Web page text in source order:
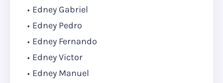
Edney Gabriel
Edney Pedro
Edney Fernando
Edney Victor
Edney Manuel